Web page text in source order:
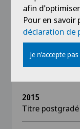
Médecin
Pourtalès,
2015
Titre
afin
Pour en savoir
déclaration de
Je n'accepte pas